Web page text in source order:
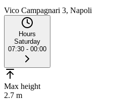
Vico Campagnari 3, Napoli
Hours
Saturday
07:30 - 00:00
Max height
2.7 m